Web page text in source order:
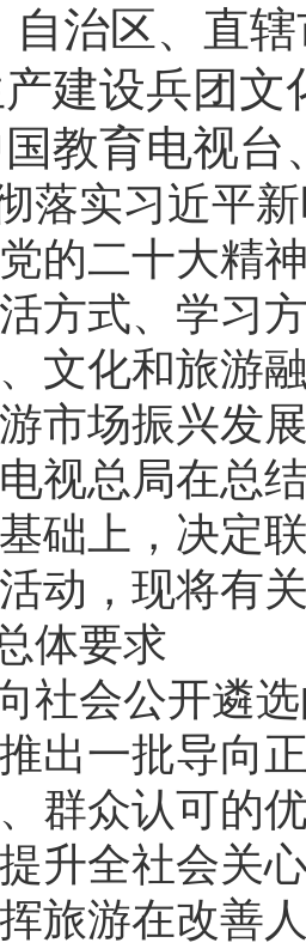
自治区、直
建设兵团
教育电视
落实习近平
的二十大精
方式、学习
文化和旅游
市场振兴发
视总局在总
础上，决定
动，现将有
总体要求
社会公开遴
出一批导向
群众认可的
升全社会关
旅游在改善